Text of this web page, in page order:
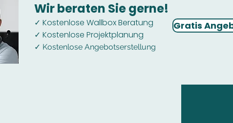
Wir beraten Sie gerne!
✓ Kostenlose Wallbox Beratung
✓ Kostenlose Projektplanung
✓ Kostenlose Angebotserstellung
Gratis